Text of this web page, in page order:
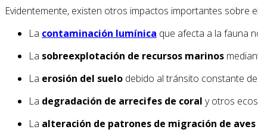
Evidentemente, existen otros impactos importantes sobre
La contaminación lumínica que afecta a la fauna
La sobreexplotación de recursos marinos
La erosión del suelo debido al tránsito constante
La degradación de arrecifes de coral y otros
La alteración de patrones de migración de aves